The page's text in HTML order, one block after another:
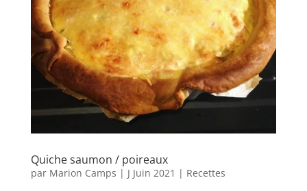
Quiche saumon / poireaux
par Marion Camps | J Juin 2021 | Recettes